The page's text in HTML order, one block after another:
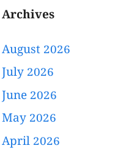
Archives
August 2026
July 2026
June 2026
May 2026
April 2026